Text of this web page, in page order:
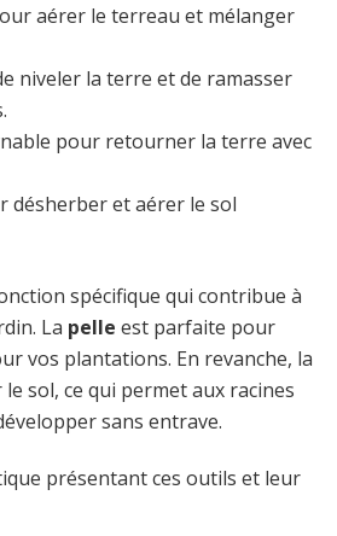
aérer le terreau et mélanger
niveler la terre et de ramasser
pour retourner la terre avec
désherber et aérer le sol
spécifique qui contribue à
La pelle est parfaite pour
vos plantations. En revanche, la
le sol, ce qui permet aux racines
sans entrave.
présentant ces outils et leur